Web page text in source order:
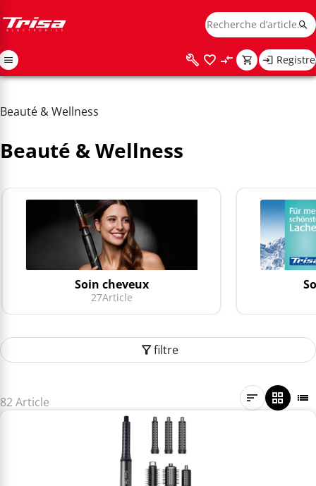
Registre
Beauté & Wellness
Beauté & Wellness
Soin cheveux
27Article
filtre
82 Article